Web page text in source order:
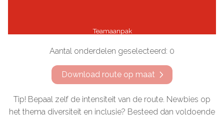
Teamaanpak
Aantal onderdelen geselecteerd: 0
Download route op maat
Tip! Bepaal zelf de intensiteit van de route. Newbies op
het thema diversiteit en inclusie? Besteed dan voldoende